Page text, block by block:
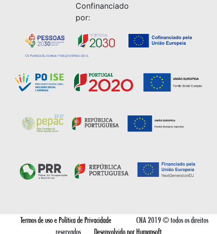
Confinanciado
por:
Termos de uso e Política de Privacidade
CNA 2019 © todos os direitos
reservados
Desenvolvido por Humansoft